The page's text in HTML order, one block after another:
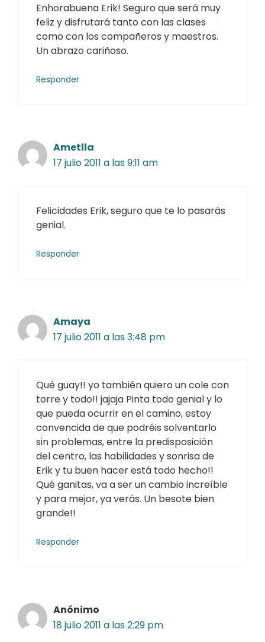
Enhorabuena Erik! Seguro que será muy
feliz y disfrutará tanto con las clases
como con los compañeros y maestros.
Un abrazo cariñoso.
Responder
Ametlla
17 julio 2011 a las 9:11 am
Felicidades Erik, seguro que te lo pasarás
genial.
Responder
Amaya
17 julio 2011 a las 3:48 pm
Qué guay!! yo también quiero un cole con
torre y todo!! jajaja Pinta todo genial y lo
que pueda ocurrir en el camino, estoy
convencida de que podréis solventarlo
sin problemas, entre la predisposición
del centro, las habilidades y sonrisa de
Erik y tu buen hacer está todo hecho!!
Qué ganitas, va a ser un cambio increíble
y para mejor, ya verás. Un besote bien
grande!!
Responder
Anónimo
18 julio 2011 a las 2:29 pm